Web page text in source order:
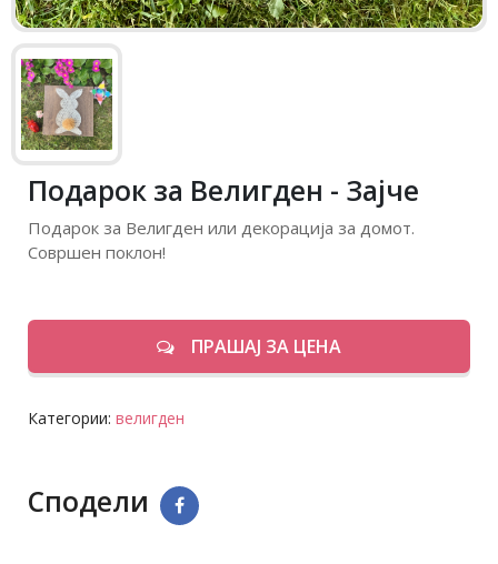
Подарок за Велигден - Зајче
Подарок за Велигден или декорација за домот.
Совршен поклон!
ПРАШАЈ ЗА ЦЕНА
Категории: велигден
Сподели